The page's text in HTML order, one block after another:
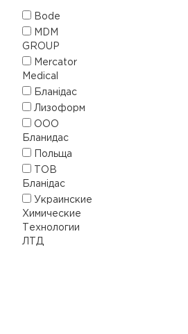
Bode
MDM
GROUP
Mercator
Medical
Бланідас
Лизоформ
ООО
Бланидас
Польща
ТОВ
Бланідас
Украинские
Химические
Технологии
ЛТД